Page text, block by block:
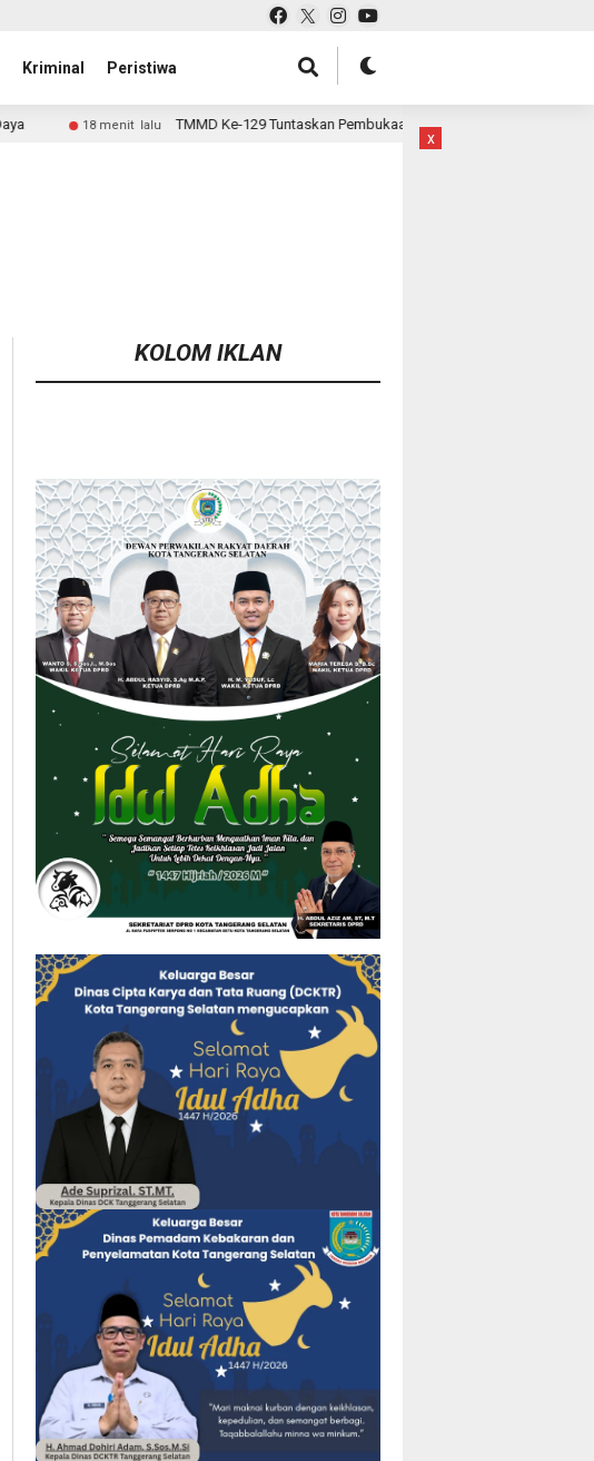
Kriminal Peristiwa
TMMD Ke-129 Tuntaskan Pembukaan Lahan 1 Hektar, Siap Ditanami untuk Perkuat
KOLOM IKLAN
x